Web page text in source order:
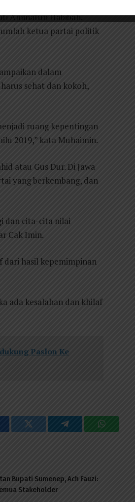
Aminatun Habibah.
ketua partai politik
dalam
sehat dan kokoh,
ruang kepentingan
2019,” kata Muhaimin.
atau Gus Dur. Di Jawa
yang berkembang, dan
dan cita-cita nilai
Cak Imin.
dari hasil kepemimpinan
ada kesalahan dan khilaf
Paslon Ke
Twitter Telegram WhatsApp
Bupati Sumenep, Ach Fauzi:
Stakeholder